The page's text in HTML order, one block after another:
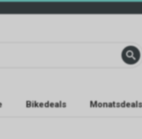
Bikedeals Monatsdeals